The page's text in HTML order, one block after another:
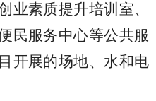
业素质提升培训室、
民服务中心等公共服
开展的场地、水和电